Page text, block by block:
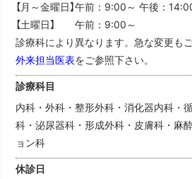
【月～金曜日】午前：9:00～ 午後：
【土曜日】 午前：9:00～
診療科により異なります。急な変更も
外来担当医表をご参照下さい。
診療科目
内科・外科・整形外科 ・消化器内科・
科・泌尿器科・形成外科・皮膚科・麻
ョン科
休診日